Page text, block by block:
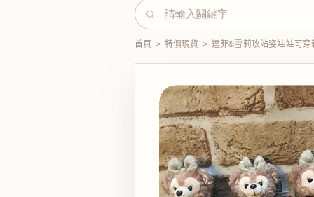
首頁 > 特價現貨 > 達菲&雪莉玫站姿娃娃可